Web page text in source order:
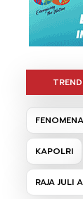
KAPOLRI
RAJA JULI